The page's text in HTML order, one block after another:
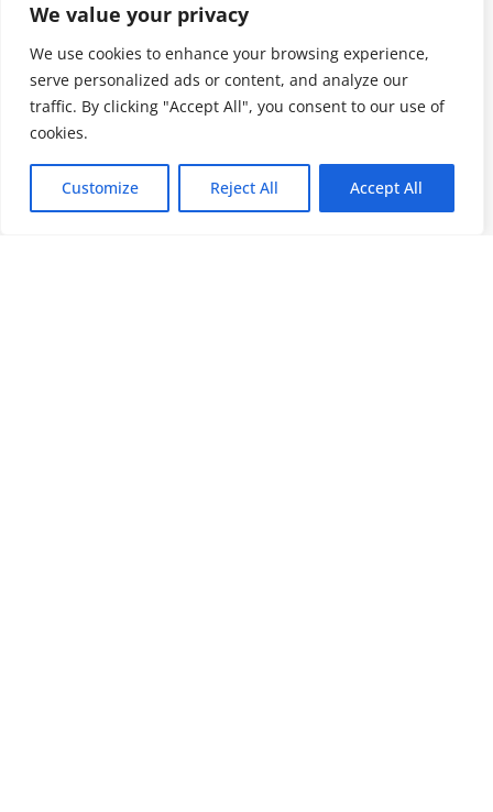
We value your privacy
We use cookies to enhance your browsing experience,
serve personalized ads or content, and analyze our
traffic. By clicking "Accept All", you consent to our use of
cookies.
Customize Reject All Accept All